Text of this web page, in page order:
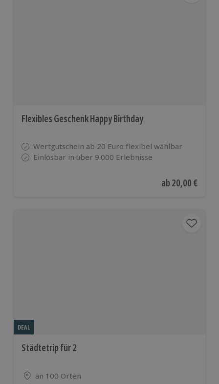
Flexibles Geschenk Happy Birthday
Wertgutschein ab 20 Euro flexibel wählbar
Einlösbar in über 9.000 Erlebnisse
Aktueller Preis
ab20,00 €
DEAL
Städtetrip für 2
Standort
an 100 Orten